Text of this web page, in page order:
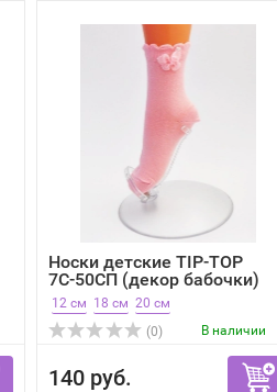
Носки детские TIP-TOP
7С-50СП (декор бабочки)
12 см 18 см 20 см
(0)
В наличии
140 руб.